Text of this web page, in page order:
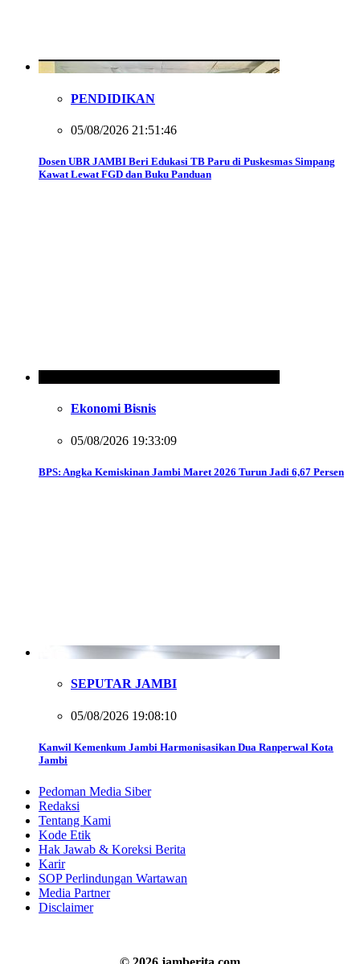
PENDIDIKAN
05/08/2026 21:51:46
Dosen UBR JAMBI Beri Edukasi TB Paru di Puskesmas Simpang
Kawat Lewat FGD dan Buku Panduan
Ekonomi Bisnis
05/08/2026 19:33:09
BPS: Angka Kemiskinan Jambi Maret 2026 Turun Jadi 6,67 Persen
SEPUTAR JAMBI
05/08/2026 19:08:10
Kanwil Kemenkum Jambi Harmonisasikan Dua Ranperwal Kota
Jambi
Pedoman Media Siber
Redaksi
Tentang Kami
Kode Etik
Hak Jawab & Koreksi Berita
Karir
SOP Perlindungan Wartawan
Media Partner
Disclaimer